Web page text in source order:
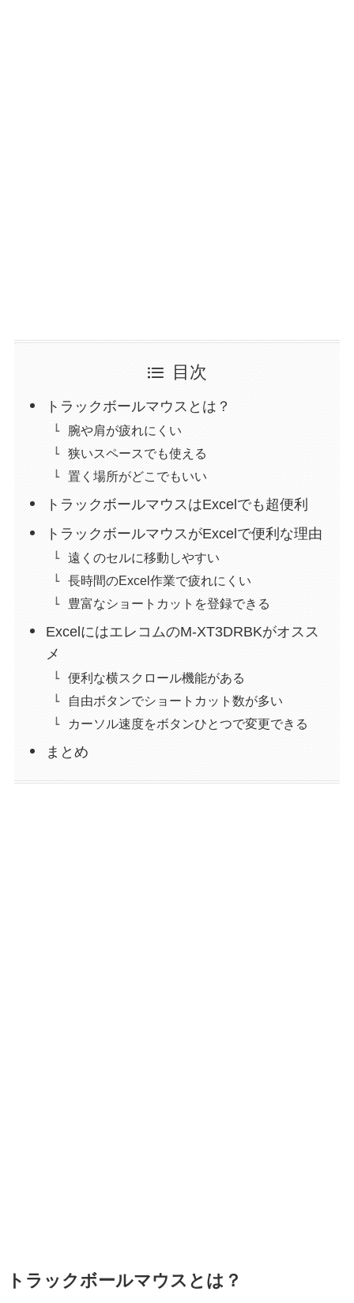
目次
トラックボールマウスとは？
腕や肩が疲れにくい
狭いスペースでも使える
置く場所がどこでもいい
トラックボールマウスはExcelでも超便利
トラックボールマウスがExcelで便利な理由
遠くのセルに移動しやすい
長時間のExcel作業で疲れにくい
豊富なショートカットを登録できる
ExcelにはエレコムのM-XT3DRBKがオスス
メ
便利な横スクロール機能がある
自由ボタンでショートカット数が多い
カーソル速度をボタンひとつで変更できる
まとめ
トラックボールマウスとは？